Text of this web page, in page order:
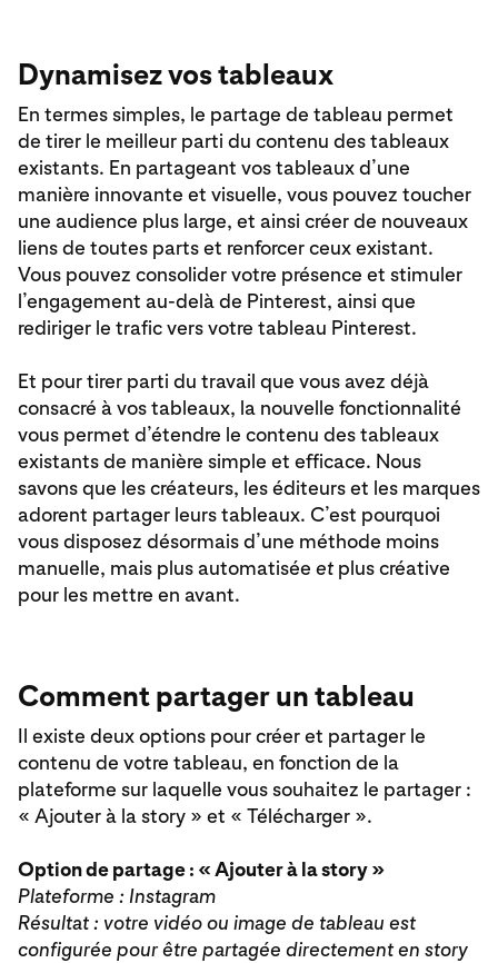
Dynamisez vos tableaux
En termes simples, le partage de tableau permet
de tirer le meilleur parti du contenu des tableaux
existants. En partageant vos tableaux d’une
manière innovante et visuelle, vous pouvez toucher
une audience plus large, et ainsi créer de nouveaux
liens de toutes parts et renforcer ceux existant.
Vous pouvez consolider votre présence et stimuler
l’engagement au-delà de Pinterest, ainsi que
rediriger le trafic vers votre tableau Pinterest.
Et pour tirer parti du travail que vous avez déjà
consacré à vos tableaux, la nouvelle fonctionnalité
vous permet d’étendre le contenu des tableaux
existants de manière simple et efficace. Nous
savons que les créateurs, les éditeurs et les marques
adorent partager leurs tableaux. C’est pourquoi
vous disposez désormais d’une méthode moins
manuelle, mais plus automatisée et plus créative
pour les mettre en avant.
Comment partager un tableau
Il existe deux options pour créer et partager le
contenu de votre tableau, en fonction de la
plateforme sur laquelle vous souhaitez le partager :
« Ajouter à la story » et « Télécharger ».
Option de partage : « Ajouter à la story »
Plateforme : Instagram
Résultat : votre vidéo ou image de tableau est
configurée pour être partagée directement en story